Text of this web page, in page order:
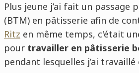
Plus jeune j’ai fait un passage
(BTM) en pâtisserie afin de
Ritz en même temps, c'était
pour travailler en pâtisserie
pendant lesquelles j’ai travaillé